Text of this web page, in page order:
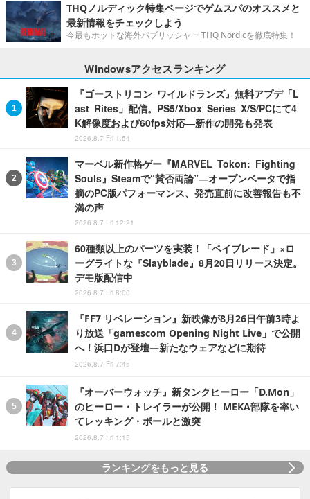
THQノルディック特集ページでゲムスパのオススメと
最新情報をチェックしよう
今最もホットな海外パブリッシャー THQ Nordicを徹底特集！
Windowsアクセスランキング
『ゴーストリコン ワイルドランズ』無料アプデ「L
ast Rites」配信。PS5/Xbox Series X/S/PCにて4
K解像度および60fps対応―新作の開発も発表
2026.8.7 Fri 1:54
マーベル新作格ゲー『MARVEL Tōkon: Fighting
Souls』Steamで“賛否両論”―オープンベータで指
摘のPC版パフォーマンス、発売直前に改善報告も不
満の声
2026.8.7 Fri 12:21
60種類以上のパーツを実装！「ベイブレード」×ロ
ーグライトな『Slayblade』8月20日リリース決定。
デモ版配信中
2026.8.7 Fri 8:00
『FF7 リベレーション』新映像が8月26日午前3時よ
り放送「gamescom Opening Night Live」で公開
へ！浜口Dが登壇―新たなウェアなどに期待
2026.8.7 Fri 7:45
『オーバーウォッチ』新タンクヒーロー「D.Mon」
のヒーロー・トレイラーが公開！ MEKA部隊を率い
てレッキング・ボールと激突
2026.8.7 Fri 1:15
ランキングをもっと見る